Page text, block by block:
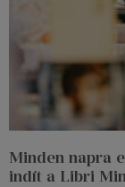
Minden napra
indít a Libri